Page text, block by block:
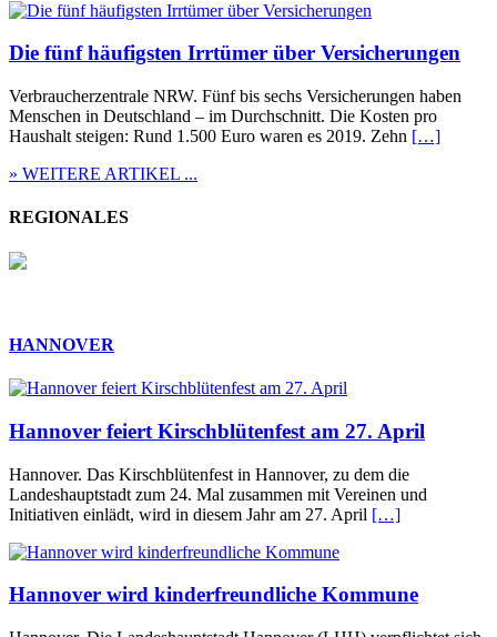
Die fünf häufigsten Irrtümer über Versicherungen
Verbraucherzentrale NRW. Fünf bis sechs Versicherungen haben
Menschen in Deutschland – im Durchschnitt. Die Kosten pro
Haushalt steigen: Rund 1.500 Euro waren es 2019. Zehn […]
» WEITERE ARTIKEL ...
REGIONALES
HANNOVER
Hannover feiert Kirschblütenfest am 27. April
Hannover. Das Kirschblütenfest in Hannover, zu dem die
Landeshauptstadt zum 24. Mal zusammen mit Vereinen und
Initiativen einlädt, wird in diesem Jahr am 27. April […]
Hannover wird kinderfreundliche Kommune